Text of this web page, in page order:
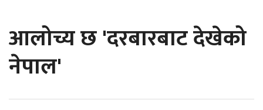
आलोच्य छ 'दरबारबाट देखेको
नेपाल'